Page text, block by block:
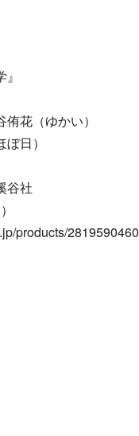
花（ゆかい）
日）
谷社
products/